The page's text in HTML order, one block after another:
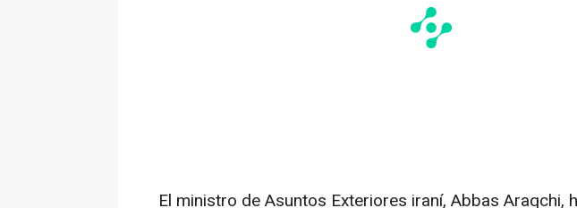
El ministro de Asuntos Exteriores iraní, Abbas Araqchi,